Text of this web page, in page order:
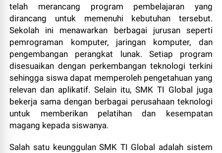
telah merancang program pembelajaran yang
dirancang untuk memenuhi kebutuhan tersebut.
Sekolah ini menawarkan berbagai jurusan seperti
pemrograman komputer, jaringan komputer, dan
pengembangan perangkat lunak. Setiap program
disesuaikan dengan perkembangan teknologi terkini
sehingga siswa dapat memperoleh pengetahuan yang
relevan dan aplikatif. Selain itu, SMK TI Global juga
bekerja sama dengan berbagai perusahaan teknologi
untuk memberikan pelatihan dan kesempatan
magang kepada siswanya.
Salah satu keunggulan SMK TI Global adalah sistem